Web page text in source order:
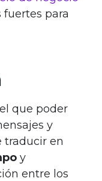
fuertes para
que poder
y
traducir en
y
entre los